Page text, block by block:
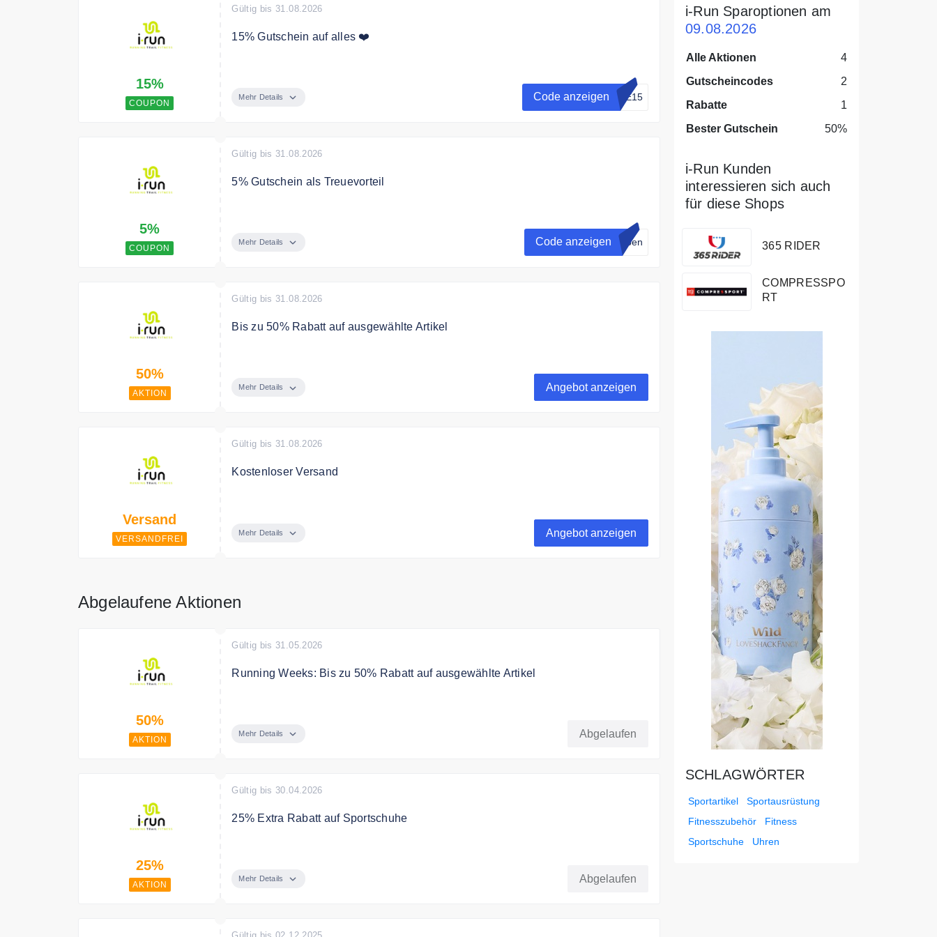
15%
COUPON
Gültig bis 31.08.2026
15% Gutschein auf alles ❤️
Mehr Details Code anzeigen DE15
5%
COUPON
Gültig bis 31.08.2026
5% Gutschein als Treuevorteil
Gesamtbestellwerts, die deinem Kundenkonto als Treuevorteil gutgeschrieben
werden.
verrechnet.
Mehr Details Code anzeigen eben
50%
AKTION
Gültig bis 31.08.2026
Bis zu 50% Rabatt auf ausgewählte Artikel
reduziert. Folgen Sie unseren Link um alle Artikel zu entdecken
Mehr Details Angebot anzeigen
Versand
VERSANDFREI
Gültig bis 31.08.2026
Kostenloser Versand
Bedingungen
Mehr Details Angebot anzeigen
Abgelaufene Aktionen
50%
AKTION
Gültig bis 31.05.2026
Running Weeks: Bis zu 50% Rabatt auf ausgewählte Artikel
Mehr Details Abgelaufen
25%
AKTION
Gültig bis 30.04.2026
25% Extra Rabatt auf Sportschuhe
Mehr Details Abgelaufen
i-Run Sparoptionen am
09.08.2026
Alle Aktionen
4
Gutscheincodes
2
Rabatte
1
Bester Gutschein
50%
i-Run Kunden
interessieren sich auch
für diese Shops
365 RIDER
COMPRESSPO
RT
SCHLAGWÖRTER
Sportartikel
Sportausrüstung
Fitnesszubehör
Fitness
Sportschuhe
Uhren